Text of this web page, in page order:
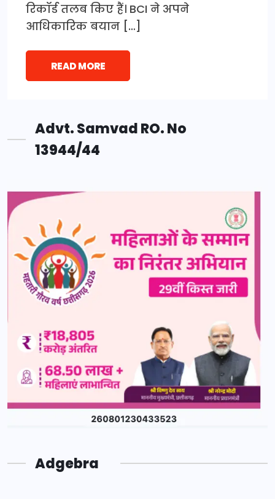
रिकॉर्ड तलब किए हैं। BCI ने अपने
आधिकारिक बयान […]
READ MORE
Advt. Samvad RO. No
13944/44
Adgebra